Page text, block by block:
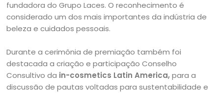
fundadora do Grupo Laces. O reconhecimento é
considerado um dos mais importantes da indústria de
beleza e cuidados pessoais.
Durante a cerimônia de premiação também foi
destacada a criação e participação Conselho
Consultivo da in-cosmetics Latin America, para a
discussão de pautas voltadas para sustentabilidade e